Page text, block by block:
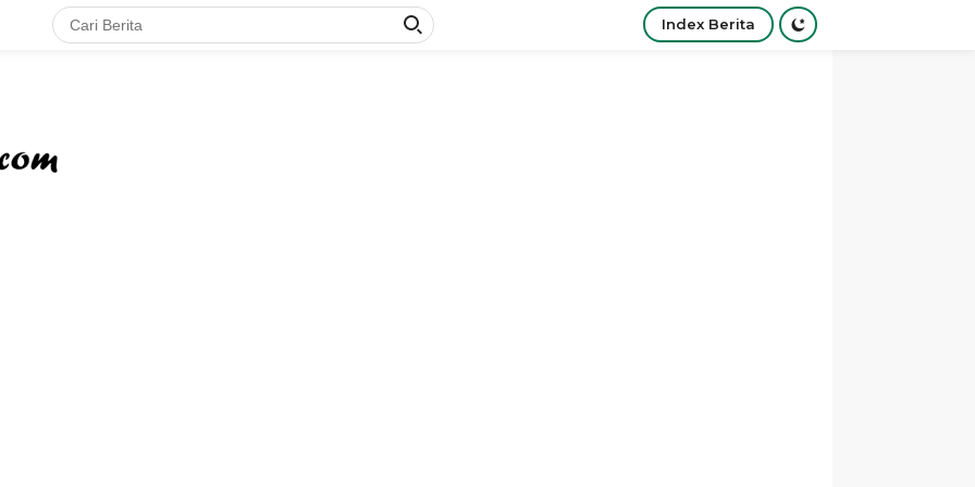
Index Berita